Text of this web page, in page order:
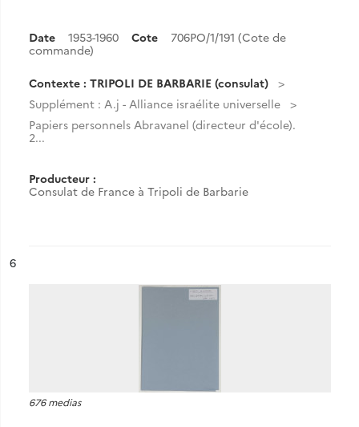
Date 1953-1960 Cote
706PO/1/191 (Cote de
commande)
Contexte : TRIPOLI DE BARBARIE (consulat)
Supplément : A.j - Alliance israélite universelle
Papiers personnels Abravanel (directeur d'école).
2...
Producteur :
Consulat de France à Tripoli de Barbarie
n°
6
676 medias